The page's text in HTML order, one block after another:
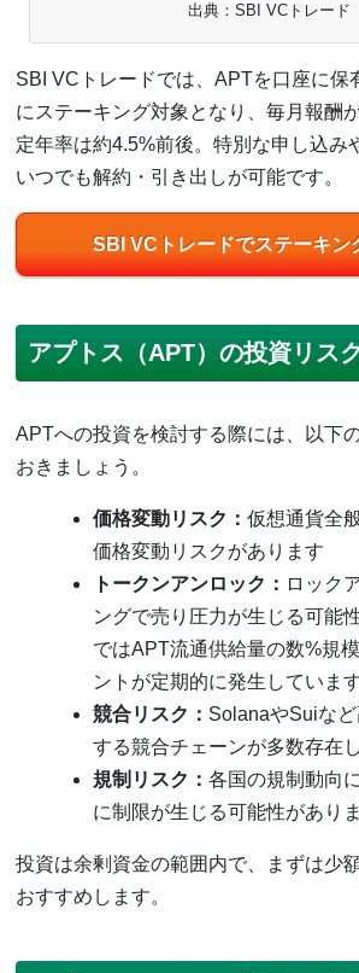
出典：SBI VCトレード
SBI VCトレードでは、APTを口座に保
にステーキング対象となり、毎月報酬
定年率は約4.5%前後。特別な申し込み
いつでも解約・引き出しが可能です。
SBI VCトレードでステーキン
アプトス（APT）の投資リス
APTへの投資を検討する際には、以下
おきましょう。
価格変動リスク：仮想通貨全
価格変動リスクがあります
トークンアンロック： ロック
ングで売り圧力が生じる可能
ではAPT流通供給量の数%規
ントが定期的に発生していま
競合リスク： SolanaやSuiな
する競合チェーンが多数存在
規制リスク：各国の規制動向
に制限が生じる可能性があり
投資は余剰資金の範囲内で、まずは少
おすすめします。